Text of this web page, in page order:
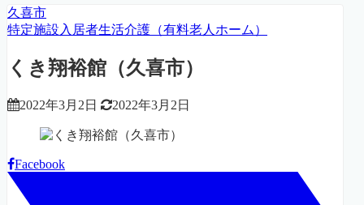
久喜市
特定施設入居者生活介護（有料老人ホーム）
くき翔裕館（久喜市）
2022年3月2日 2022年3月2日
Facebook